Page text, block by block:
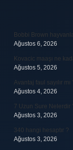
Bobbi Brown
Ağustos 6, 2026
Kovacic maaşı ne
Ağustos 5, 2026
Avantaj faul sayılır mı
Ağustos 4, 2026
7 Uzun Sure Nelerdir
Ağustos 3, 2026
340 hangi hesaptır ?
Ağustos 3, 2026